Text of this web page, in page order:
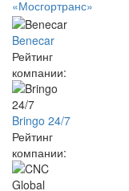
«Мосгортранс»
Benecar
Рейтинг
компании:
Bringo 24/7
Рейтинг
компании: